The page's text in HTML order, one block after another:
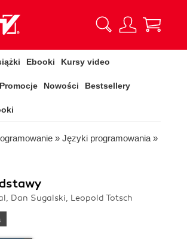
Ebooki Kursy video
Promocje Nowości Bestsellery
» Języki programowania »
Dan Sugalski, Leopold Totsch